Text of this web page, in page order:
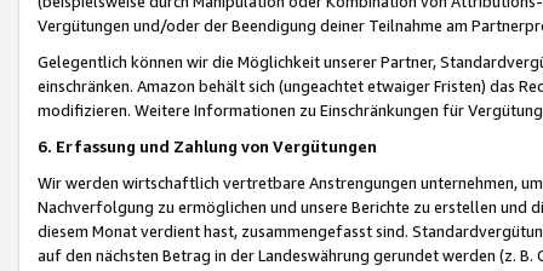
Vergütungen und/oder der Beendigung deiner Teilnahme am
Gelegentlich können wir die Möglichkeit unserer Partner,
einschränken. Amazon behält sich (ungeachtet etwaiger Fristen) das
modifizieren. Weitere Informationen zu Einschränkungen für
6. Erfassung und Zahlung von Vergütungen
Wir werden wirtschaftlich vertretbare Anstrengungen unternehmen,
Nachverfolgung zu ermöglichen und unsere Berichte zu erstellen und
diesem Monat verdient hast, zusammengefasst sind.
auf den nächsten Betrag in der Landeswährung gerundet werden (z.